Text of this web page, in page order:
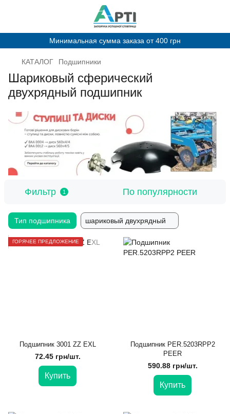
Минимальная сумма заказа от 400 грн
КАТАЛОГ Подшипники
Шариковый сферический
двухрядный подшипник
Фильтр 1 По популярности
Тип подшипника шариковый двухрядный
ГОРЯЧЕЕ ПРЕДЛОЖЕНИЕ
Подшипник 3001 ZZ EXL
72.45 грн/шт.
Купить
Подшипник PER.5203RPP2
PEER
590.88 грн/шт.
Купить